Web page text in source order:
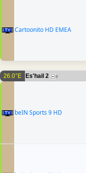
Cartoonito HD EMEA
26.0°E Es'hail 2 6
beIN Sports 9 HD